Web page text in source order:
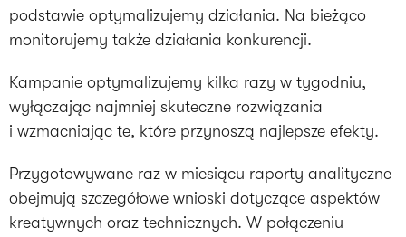
podstawie optymalizujemy działania. Na bieżąco
monitorujemy także działania konkurencji.
Kampanie optymalizujemy kilka razy w tygodniu,
wyłączając najmniej skuteczne rozwiązania
i wzmacniając te, które przynoszą najlepsze efekty.
Przygotowywane raz w miesiącu raporty analityczne
obejmują szczegółowe wnioski dotyczące aspektów
kreatywnych oraz technicznych. W połączeniu